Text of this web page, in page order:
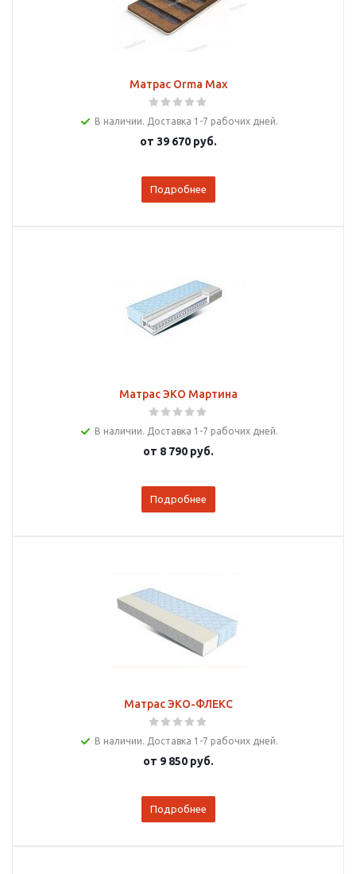
Матрас Orma Max
В наличии. Доставка 1-7 рабочих дней.
от 39 670 руб.
Подробнее
Матрас ЭКО Мартина
В наличии. Доставка 1-7 рабочих дней.
от 8 790 руб.
Подробнее
Матрас ЭКО-ФЛЕКС
В наличии. Доставка 1-7 рабочих дней.
от 9 850 руб.
Подробнее